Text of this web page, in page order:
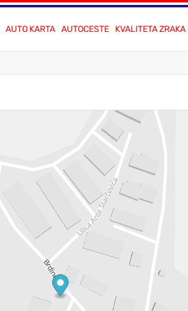
AUTO KARTA AUTOCESTE KVALITETA ZRAKA